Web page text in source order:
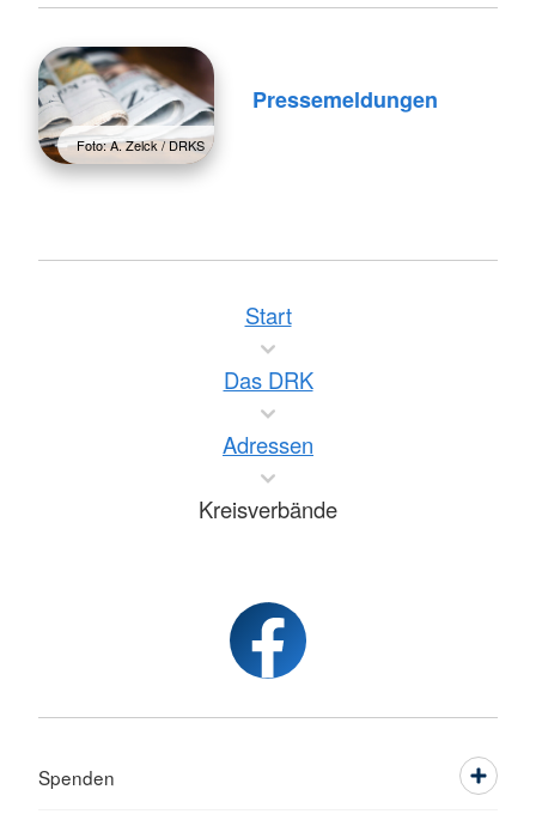
Foto: A. Zelck / DRKS
Pressemeldungen
Start
Das DRK
Adressen
Kreisverbände
Spenden